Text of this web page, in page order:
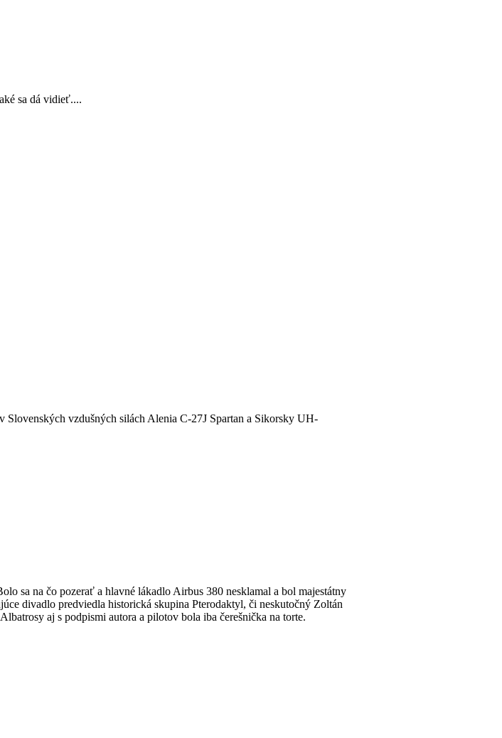
sa dá vidieť....
vzdušných silách Alenia C-27J Spartan a Sikorsky UH-
sa na čo pozerať a hlavné lákadlo Airbus 380 nesklamal a bol majestátny
divadlo predviedla historická skupina Pterodaktyl, či neskutočný Zoltán
aj s podpismi autora a pilotov bola iba čerešnička na torte.